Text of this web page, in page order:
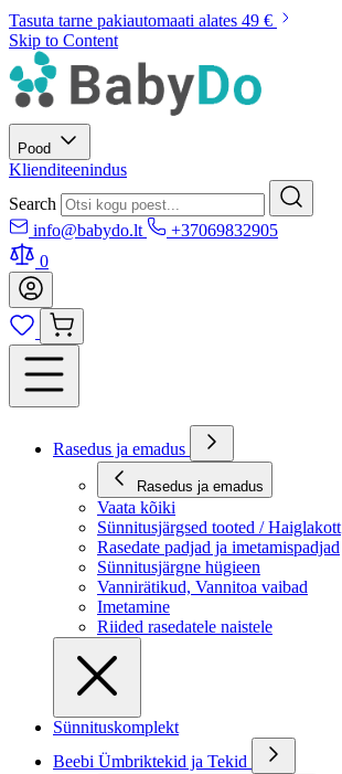
Tasuta tarne pakiautomaati alates 49 €
Skip to Content
Pood
Klienditeenindus
Search
info@babydo.lt
+37069832905
0
Rasedus ja emadus
Rasedus ja emadus
Vaata kõiki
Sünnitusjärgsed tooted / Haiglakott
Rasedate padjad ja imetamispadjad
Sünnitusjärgne hügieen
Vannirätikud, Vannitoa vaibad
Imetamine
Riided rasedatele naistele
Sünnituskomplekt
Beebi Ümbriktekid ja Tekid